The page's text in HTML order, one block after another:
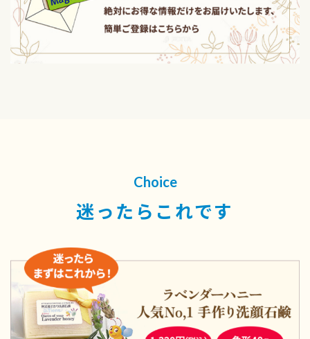
Choice
迷ったらこれです